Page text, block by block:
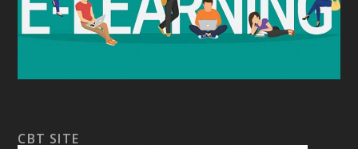
CBT SITE